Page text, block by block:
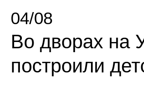
04/08
Во дворах на
построили